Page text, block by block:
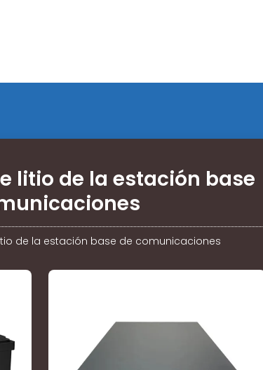
litio de la estación base
de la estación base de comunicaciones